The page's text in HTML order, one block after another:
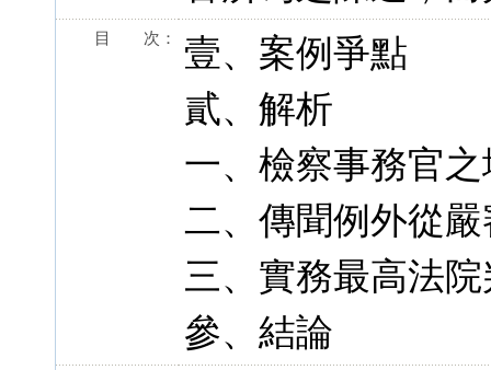
目 次：
壹、案例爭點
貳、解析
一、檢察事務官
二、傳聞例外從
三、實務最高法
參、結論